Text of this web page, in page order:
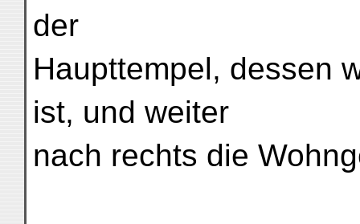
der
Haupttempel, dessen
ist, und weiter
nach rechts die